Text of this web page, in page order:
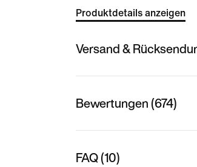
Produktdetails anzeigen
Versand &
Bewertungen (674)
FAQ (10)